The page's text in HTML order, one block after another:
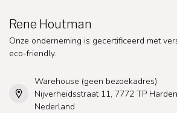
Rene Houtman
Onze onderneming is gecertificeerd met
eco-friendly.
Warehouse (geen bezoekadres)
Nijverheidsstraat 11, 7772 TP
Nederland